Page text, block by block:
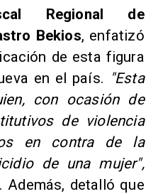
Regional de
Bekios, enfatizó
de esta figura
en el país. "Esta
con ocasión de
de violencia
en contra de la
de una mujer",
Además, detalló que